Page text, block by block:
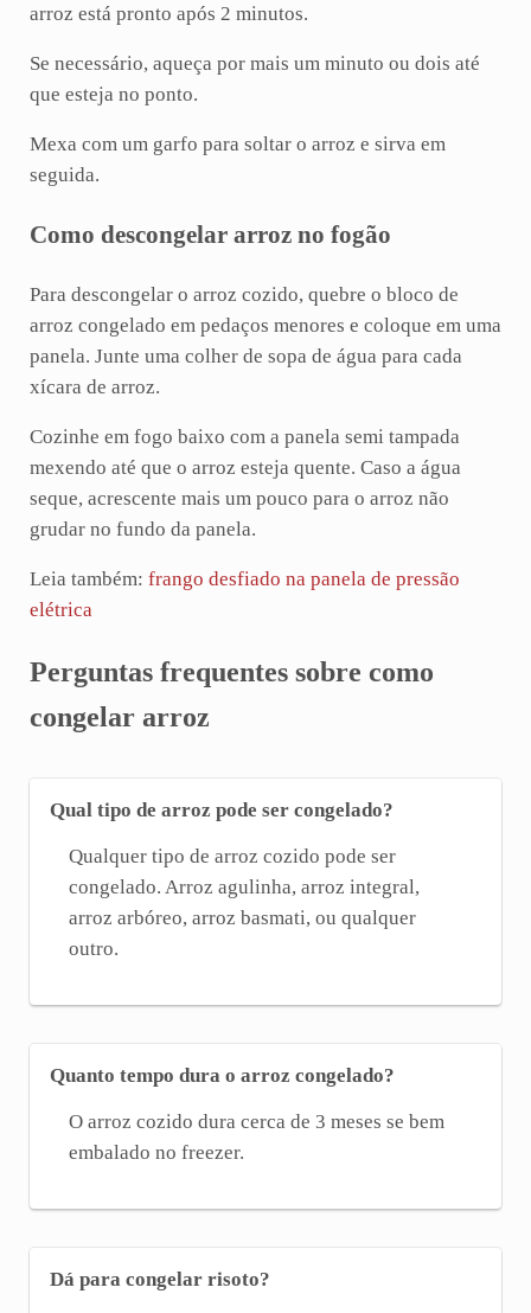
arroz está pronto após 2 minutos.
Se necessário, aqueça por mais um minuto ou dois até
que esteja no ponto.
Mexa com um garfo para soltar o arroz e sirva em
seguida.
Como descongelar arroz no fogão
Para descongelar o arroz cozido, quebre o bloco de
arroz congelado em pedaços menores e coloque em uma
panela. Junte uma colher de sopa de água para cada
xícara de arroz.
Cozinhe em fogo baixo com a panela semi tampada
mexendo até que o arroz esteja quente. Caso a água
seque, acrescente mais um pouco para o arroz não
grudar no fundo da panela.
Leia também: frango desfiado na panela de pressão
elétrica
Perguntas frequentes sobre como
congelar arroz
Qual tipo de arroz pode ser congelado?
Qualquer tipo de arroz cozido pode ser
congelado. Arroz agulinha, arroz integral,
arroz arbóreo, arroz basmati, ou qualquer
outro.
Quanto tempo dura o arroz congelado?
O arroz cozido dura cerca de 3 meses se bem
embalado no freezer.
Dá para congelar risoto?